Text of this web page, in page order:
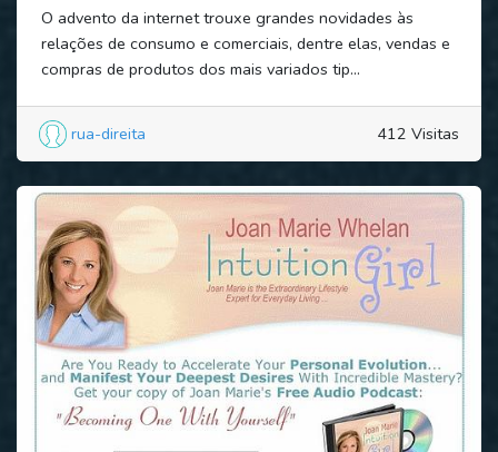
O advento da internet trouxe grandes novidades às
relações de consumo e comerciais, dentre elas, vendas e
compras de produtos dos mais variados tip...
rua-direita 412 Visitas